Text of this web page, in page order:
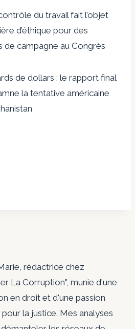
du travail fait l’objet
d’éthique pour des
de campagne au Congrès
de dollars : le rapport final
la tentative américaine
rédactrice chez
La Corruption", munie d'une
en droit et d'une passion
la justice. Mes analyses